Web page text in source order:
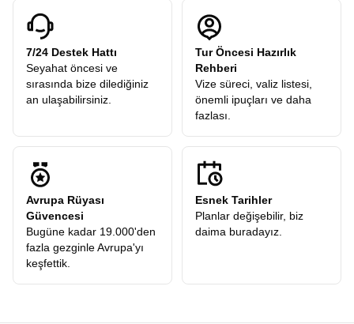
7/24 Destek Hattı
Seyahat öncesi ve
sırasında bize dilediğiniz
an ulaşabilirsiniz.
Tur Öncesi Hazırlık
Rehberi
Vize süreci, valiz listesi,
önemli ipuçları ve daha
fazlası.
Avrupa Rüyası
Güvencesi
Bugüne kadar 19.000'den
fazla gezginle Avrupa'yı
keşfettik.
Esnek Tarihler
Planlar değişebilir, biz
daima buradayız.